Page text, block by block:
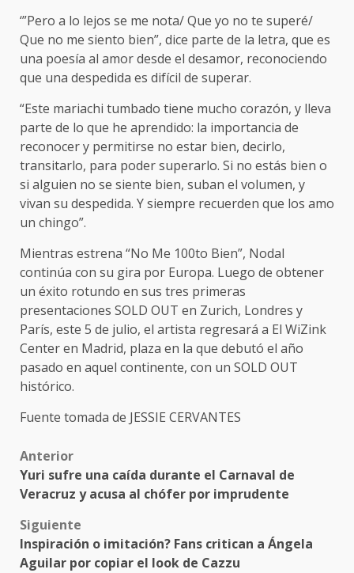
‘”Pero a lo lejos se me nota/ Que yo no te superé/
Que no me siento bien”, dice parte de la letra, que es
una poesía al amor desde el desamor, reconociendo
que una despedida es difícil de superar.
“Este mariachi tumbado tiene mucho corazón, y lleva
parte de lo que he aprendido: la importancia de
reconocer y permitirse no estar bien, decirlo,
transitarlo, para poder superarlo. Si no estás bien o
si alguien no se siente bien, suban el volumen, y
vivan su despedida. Y siempre recuerden que los amo
un chingo”.
Mientras estrena “No Me 100to Bien”, Nodal
continúa con su gira por Europa. Luego de obtener
un éxito rotundo en sus tres primeras
presentaciones SOLD OUT en Zurich, Londres y
París, este 5 de julio, el artista regresará a El WiZink
Center en Madrid, plaza en la que debutó el año
pasado en aquel continente, con un SOLD OUT
histórico.
Fuente tomada de JESSIE CERVANTES
Post
navigation
Anterior
Yuri sufre una caída durante el Carnaval de
Veracruz y acusa al chófer por imprudente
Siguiente
Inspiración o imitación? Fans critican a Ángela
Aguilar por copiar el look de Cazzu